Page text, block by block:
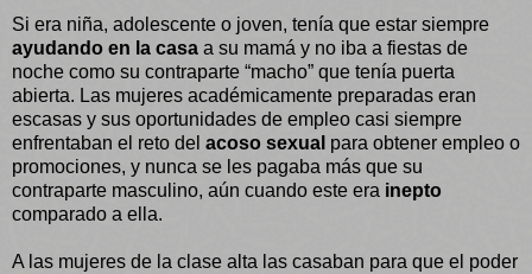
Si era niña, adolescente o joven, tenía que estar siempre
ayudando en la casa a su mamá y no iba a fiestas de
noche como su contraparte “macho” que tenía puerta
abierta. Las mujeres académicamente preparadas eran
escasas y sus oportunidades de empleo casi siempre
enfrentaban el reto del acoso sexual para obtener empleo o
promociones, y nunca se les pagaba más que su
contraparte masculino, aún cuando este era inepto
comparado a ella.
A las mujeres de la clase alta las casaban para que el poder